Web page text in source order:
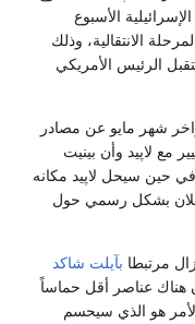
الأسبوع
الانتقالية، وذلك
الرئيس الأمريكي
شهر مايو عن مصادر
مع لاپيد وأن بينيت
رئاسة الوزراء حتى سبتمبر 2023، في حين سيحل لاپيد مكانه
يتم الإعلان بشكل رسمي حول
مرتبطا بآيلت شاكد
هناك عناصر أقل حماساً
هو الذي سيحسم